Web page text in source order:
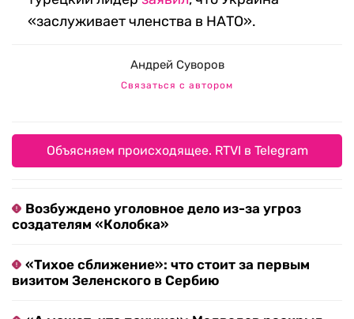
«заслуживает членства в НАТО».
Андрей Суворов
Связаться с автором
Объясняем происходящее. RTVI в Telegram
Возбуждено уголовное дело из-за угроз
создателям «Колобка»
«Тихое сближение»: что стоит за первым
визитом Зеленского в Сербию